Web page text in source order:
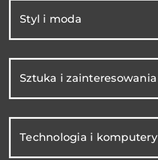
Styl i moda
Sztuka i zainteresowania
Technologia i komputery